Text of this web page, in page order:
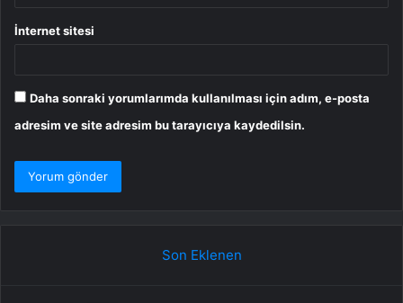
İnternet sitesi
Daha sonraki yorumlarımda kullanılması için adım, e-posta
adresim ve site adresim bu tarayıcıya kaydedilsin.
Son Eklenen